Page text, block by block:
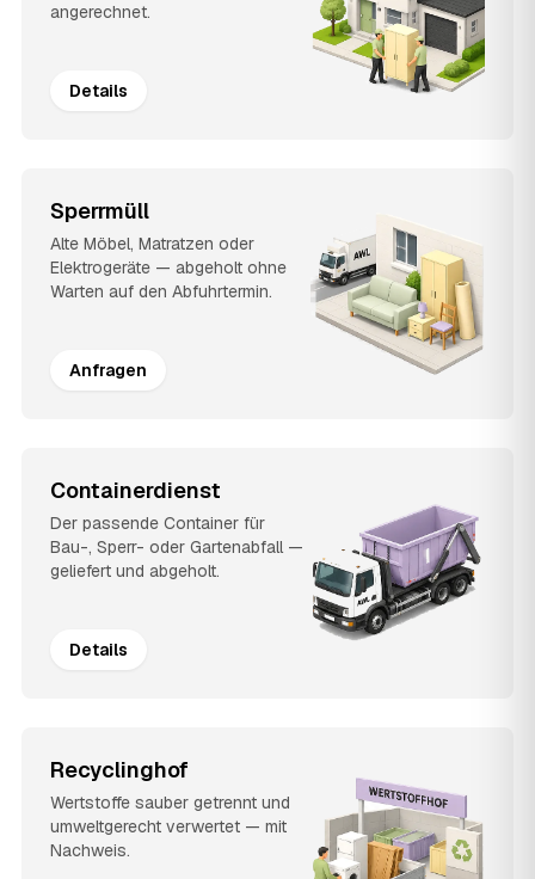
angerechnet.
Details
Sperrmüll
Alte Möbel, Matratzen oder
Elektrogeräte — abgeholt ohne
Warten auf den Abfuhrtermin.
Anfragen
Containerdienst
Der passende Container für
Bau-, Sperr- oder Gartenabfall —
geliefert und abgeholt.
Details
Recyclinghof
Wertstoffe sauber getrennt und
umweltgerecht verwertet — mit
Nachweis.